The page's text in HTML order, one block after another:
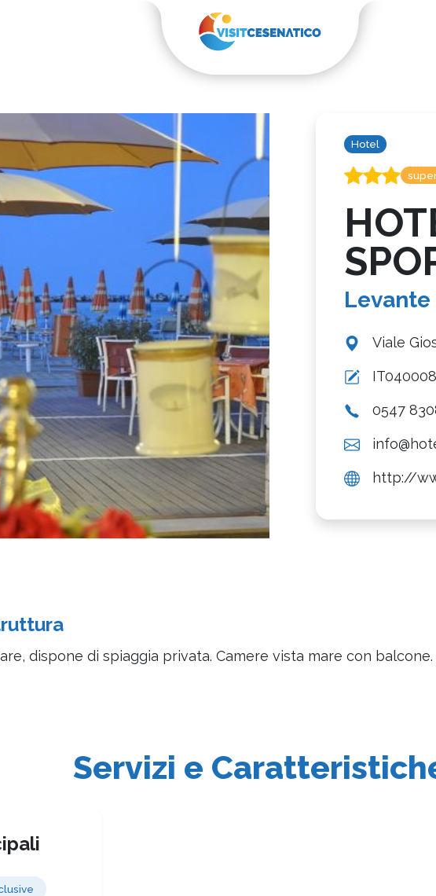
Hotel
Levante
Viale
0547
http://
dispone di spiaggia privata. Camere vista mare con
Servizi e